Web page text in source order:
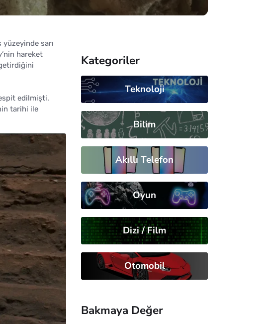
yüzeyinde sarı
hareket
edilmişti.
tarihi ile
Kategoriler
Teknoloji
Bilim
Akıllı Telefon
Oyun
Dizi / Film
Otomobil
Bakmaya Değer